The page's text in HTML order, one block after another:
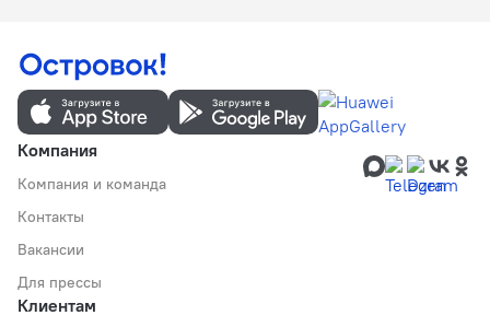
Компания
Компания и команда
Контакты
Вакансии
Для прессы
Клиентам